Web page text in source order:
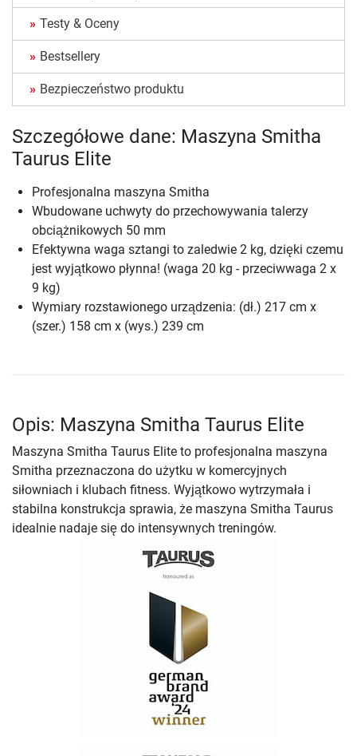
Testy & Oceny
Bestsellery
Bezpieczeństwo produktu
Szczegółowe dane: Maszyna Smitha
Taurus Elite
Profesjonalna maszyna Smitha
Wbudowane uchwyty do przechowywania talerzy
obciążnikowych 50 mm
Efektywna waga sztangi to zaledwie 2 kg, dzięki czemu
jest wyjątkowo płynna! (waga 20 kg - przeciwwaga 2 x
9 kg)
Wymiary rozstawionego urządzenia: (dł.) 217 cm x
(szer.) 158 cm x (wys.) 239 cm
Opis: Maszyna Smitha Taurus Elite
Maszyna Smitha Taurus Elite to profesjonalna maszyna
Smitha przeznaczona do użytku w komercyjnych
siłowniach i klubach fitness. Wyjątkowo wytrzymała i
stabilna konstrukcja sprawia, że maszyna Smitha Taurus
idealnie nadaje się do intensywnych treningów.